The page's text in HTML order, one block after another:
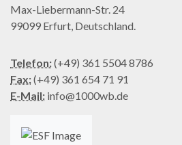
Max-Liebermann-Str. 24
99099 Erfurt, Deutschland.
Telefon:(+49) 361 5504 8786
Fax:(+49) 361 654 71 91
E-Mail: info@1000wb.de